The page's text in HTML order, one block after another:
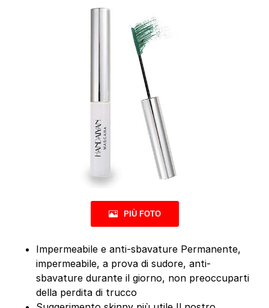
PIÙ FOTO
Impermeabile e anti-sbavature Permanente,
impermeabile, a prova di sudore, anti-
sbavature durante il giorno, non preoccuparti
della perdita di trucco